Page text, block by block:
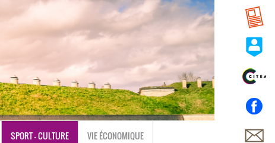
SPORT - CULTURE VIE ÉCONOMIQUE